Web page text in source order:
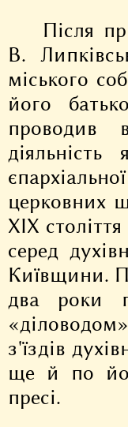
Після
В.
міського
його
проводив
церковних
XIX
серед
Київщини.
два роки
з'їздів
ще й по
пресі.